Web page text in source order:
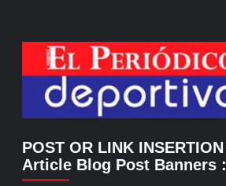
POST OR LINK INSERTION
Article Blog Post Banners :